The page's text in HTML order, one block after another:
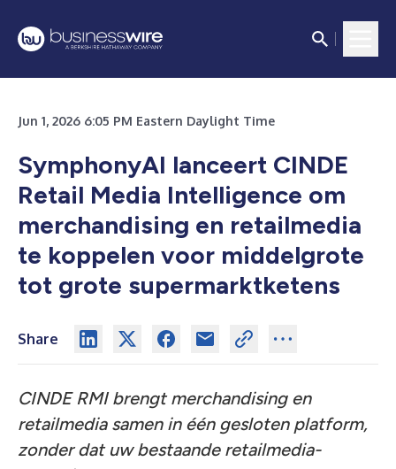
Jun 1, 2026 6:05 PM Eastern Daylight Time
SymphonyAI lanceert CINDE
Retail Media Intelligence om
merchandising en retailmedia
te koppelen voor middelgrote
tot grote supermarktketens
Share
CINDE RMI brengt merchandising en
retailmedia samen in één gesloten platform,
zonder dat uw bestaande retailmedia-